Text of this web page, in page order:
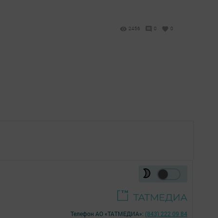
2456 0 0
Телефон АО «ТАТМЕДИА»: (843) 222 09 84